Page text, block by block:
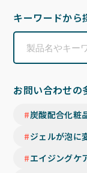
キーワードから
お問い合わせの
炭酸配合化粧
ジェルが泡に
エイジングケ